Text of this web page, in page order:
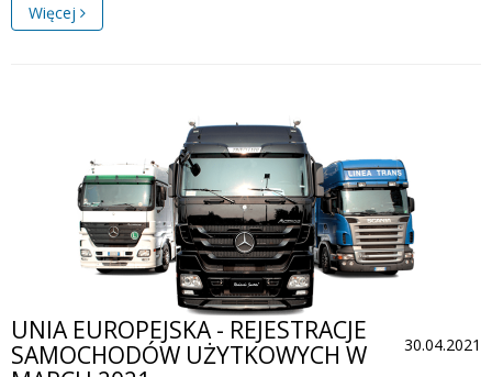
Więcej
30.04.2021
UNIA EUROPEJSKA - REJESTRACJE
SAMOCHODÓW UŻYTKOWYCH W